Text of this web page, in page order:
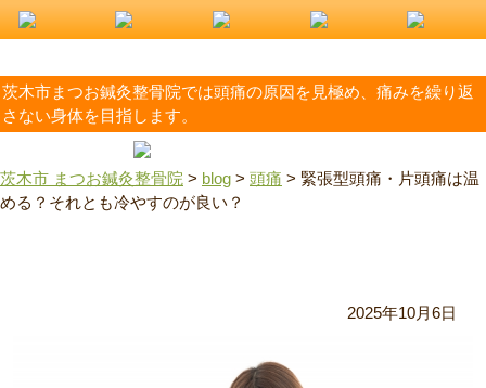
茨木市まつお鍼灸整骨院では頭痛の原因を見極め、痛みを繰り返
さない身体を目指します。
茨木市 まつお鍼灸整骨院 > blog > 頭痛 > 緊張型頭痛・片頭痛は温
める？それとも冷やすのが良い？
2025年10月6日